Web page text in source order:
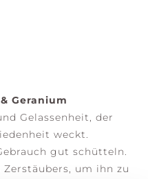
Geranium
Gelassenheit, der
weckt.
gut schütteln.
Zerstäubers, um ihn zu